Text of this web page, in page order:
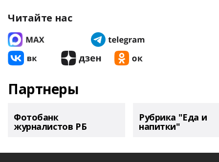
Читайте нас
Партнеры
Фотобанк
журналистов РБ
Рубрика "Еда и
напитки"